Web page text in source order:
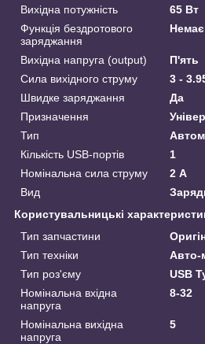
Вихідна потужність
65 Вт
Функція бездротового
заряджання
Немає
Вихідна напруга (output)
П'ять
Сила вихідного струму
3 -
Швидке заряджання
Да
Призначення
Тип
Кількість USB-портів
1
Номінальна сила струму
2 А
Вид
Користувальницькі
Тип запчастини
Тип техніки
Авто-
Тип роз'єму
USB
Номінальна вхідна
напруга
8-32
Номінальна вихідна
напруга
5